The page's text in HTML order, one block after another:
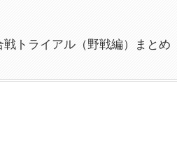
戦トライアル（野戦編）まとめ